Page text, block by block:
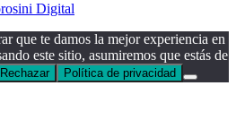
Digital
que te damos la mejor experiencia en
este sitio, asumiremos que estás de
Rechazar Política de privacidad